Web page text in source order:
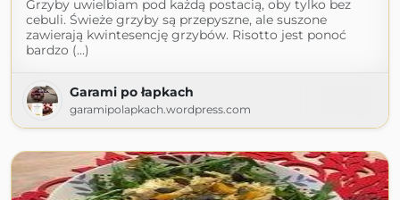
Grzyby uwielbiam pod każdą postacią, oby tylko bez
cebuli. Świeże grzyby są przepyszne, ale suszone
zawierają kwintesencję grzybów. Risotto jest ponoć
bardzo (...)
Garami po łapkach
garamipolapkach.wordpress.com